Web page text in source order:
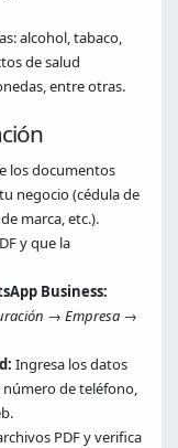
alcohol, tabaco,
de salud
entre otras.
los documentos
negocio (cédula de
marca, etc.).
y que la
Business:
→ Empresa →
Ingresa los datos
de teléfono,
PDF y verifica